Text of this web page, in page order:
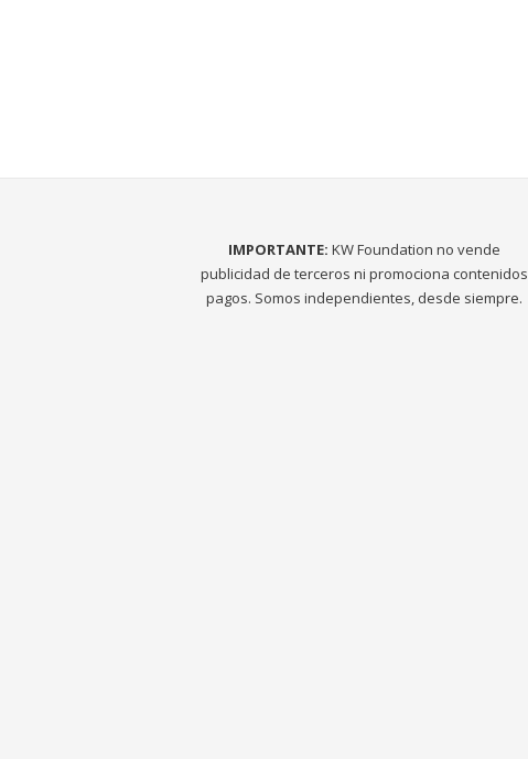
IMPORTANTE: KW Foundation no vende
publicidad de terceros ni promociona contenidos
pagos. Somos independientes, desde siempre.